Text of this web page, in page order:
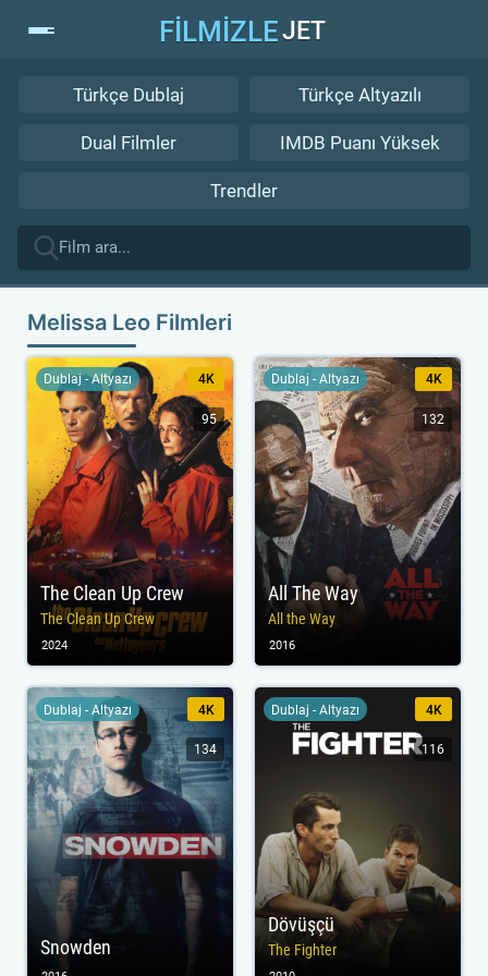
FİLMİZLEJET
Türkçe Dublaj Türkçe Altyazılı
Dual Filmler IMDB Puanı Yüksek
Trendler
Melissa Leo Filmleri
The Clean Up Crew
The Clean Up Crew
Dublaj - Altyazı 4K
95
2024
All The Way
All the Way
Dublaj - Altyazı 4K
132
2016
Snowden
Dublaj - Altyazı 4K
134
Dövüşçü
The Fighter
Dublaj - Altyazı 4K
116